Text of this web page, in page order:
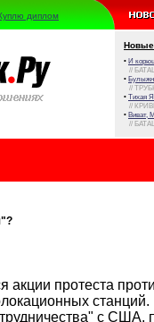
диплом
Новые
• И
//
•
//
• Тихая
//
• Виват,
//
протеста
с